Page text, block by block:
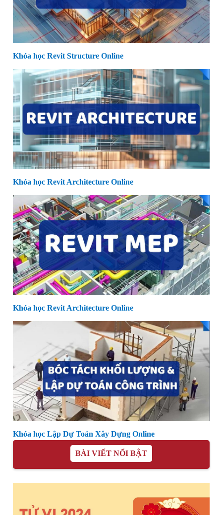
Khóa học Revit Structure Online
Khóa học Revit Architecture Online
Khóa học Revit Architecture Online
Khóa học Lập Dự Toán Xây Dựng Online
BÀI VIẾT NỔI BẬT